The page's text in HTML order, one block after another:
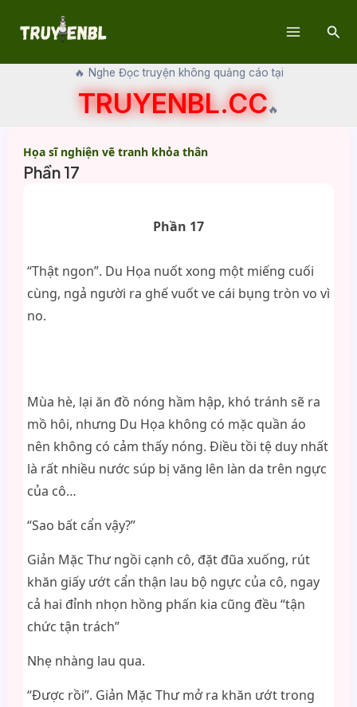
🔥 Nghe Đọc truyện không quảng cáo tại
TRUYENBL.CC🔥
Họa sĩ nghiện vẽ tranh khỏa thân
Phần 17
Phần 17
“Thật ngon”. Du Họa nuốt xong một miếng cuối
cùng, ngả người ra ghế vuốt ve cái bụng tròn vo vì
no.
Mùa hè, lại ăn đồ nóng hầm hập, khó tránh sẽ ra
mồ hôi, nhưng Du Họa không có mặc quần áo
nên không có cảm thấy nóng. Điều tồi tệ duy nhất
là rất nhiều nước súp bị văng lên làn da trên ngực
của cô…
“Sao bất cẩn vậy?”
Giản Mặc Thư ngồi cạnh cô, đặt đũa xuống, rút
khăn giấy ướt cẩn thận lau bộ ngực của cô, ngay
cả hai đỉnh nhọn hồng phấn kia cũng đều “tận
chức tận trách”
Nhẹ nhàng lau qua.
“Được rồi”. Giản Mặc Thư mở ra khăn ướt trong